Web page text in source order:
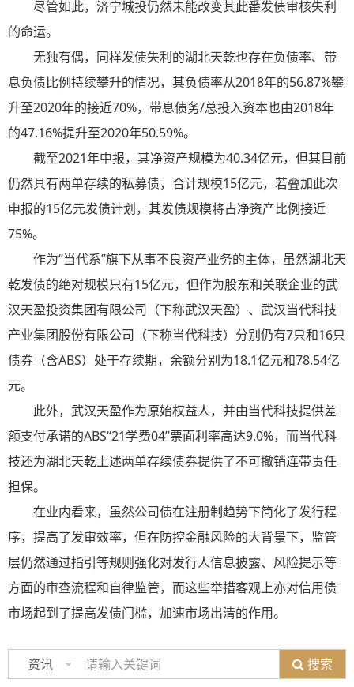
尽管如此，济宁城投仍然未能改变其此番发债审核失利
的命运。
无独有偶，同样发债失利的湖北天乾也存在负债率、带
息负债比例持续攀升的情况，其负债率从2018年的56.87%攀
升至2020年的接近70%，带息债务/总投入资本也由2018年
的47.16%提升至2020年50.59%。
截至2021年中报，其净资产规模为40.34亿元，但其目前
仍然具有两单存续的私募债，合计规模15亿元，若叠加此次
申报的15亿元发债计划，其发债规模将占净资产比例接近
75%。
作为“当代系”旗下从事不良资产业务的主体，虽然湖北天
乾发债的绝对规模只有15亿元，但作为股东和关联企业的武
汉天盈投资集团有限公司（下称武汉天盈）、武汉当代科技
产业集团股份有限公司（下称当代科技）分别仍有7只和16只
债券（含ABS）处于存续期，余额分别为18.1亿元和78.54亿
元。
此外，武汉天盈作为原始权益人，并由当代科技提供差
额支付承诺的ABS“21学费04”票面利率高达9.0%，而当代科
技还为湖北天乾上述两单存续债券提供了不可撤销连带责任
担保。
在业内看来，虽然公司债在注册制趋势下简化了发行程
序，提高了发审效率，但在防控金融风险的大背景下，监管
层仍然通过指引等规则强化对发行人信息披露、风险提示等
方面的审查流程和自律监管，而这些举措客观上亦对信用债
市场起到了提高发债门槛，加速市场出清的作用。
资讯 搜索